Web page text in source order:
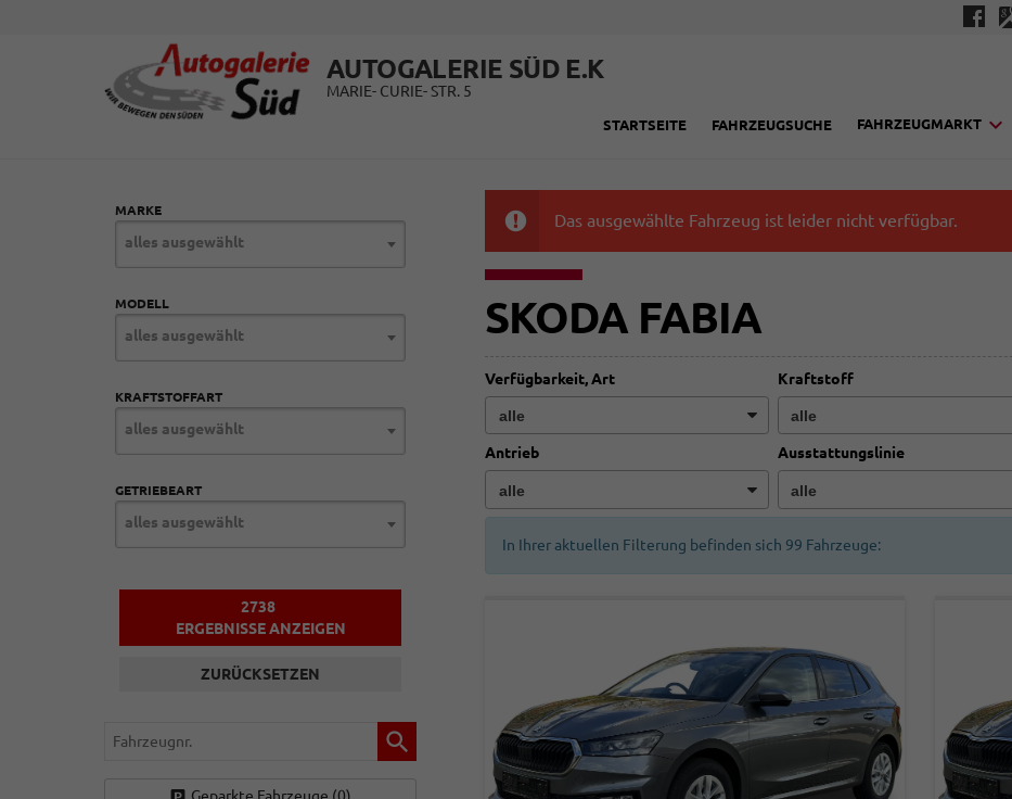
AUTOGALERIE SÜD E.K
MARIE- CURIE- STR. 5
STARTSEITE FAHRZEUGSUCHE FAHRZEUGMARKT
Das ausgewählte Fahrzeug ist leider nicht verfügbar.
SKODA FABIA
Verfügbarkeit, Art Kraftstoff
Antrieb Ausstattungslinie
In Ihrer aktuellen Filterung befinden sich 99 Fahrzeuge:
MARKE
alles ausgewählt
MODELL
alles ausgewählt
KRAFTSTOFFART
alles ausgewählt
GETRIEBEART
alles ausgewählt
2738
ERGEBNISSE ANZEIGEN
ZURÜCKSETZEN
Fahrzeugnr.